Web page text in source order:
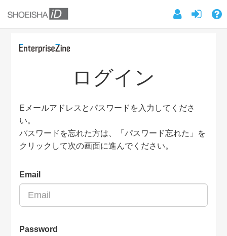
ログイン
Eメールアドレスとパスワードを入力してくださ
い。
パスワードを忘れた方は、「パスワード忘れた」を
クリックして次の画面に進んでください。
Email
Password